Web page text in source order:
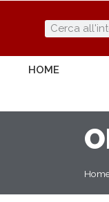
HOME